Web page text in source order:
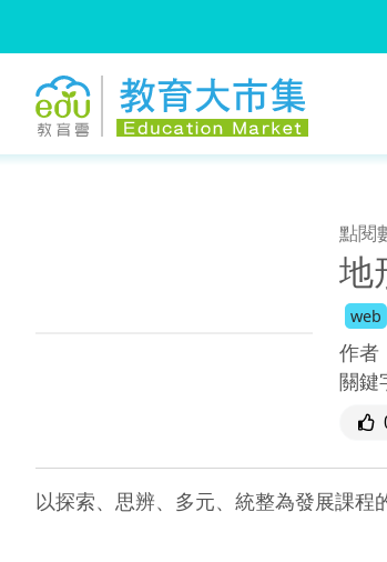
點閱
地
web
作者
關鍵
以探索、思辨、多元、統整為發展課程